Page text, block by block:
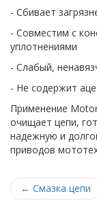
- Сбивает
- Совместим с
уплотнениями
- Слабый,
- Не содержит
Применение
очищает цепи,
надежную и
приводов
← Смазка цепи